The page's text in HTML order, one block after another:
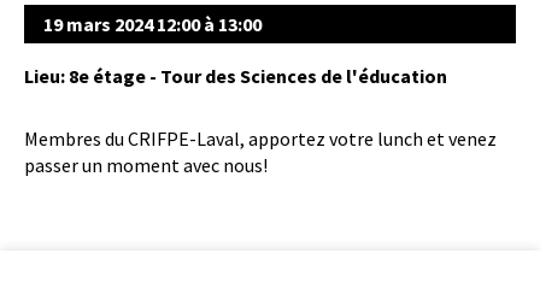
19 mars 2024 12:00 à 13:00
Lieu: 8e étage - Tour des Sciences de l'éducation
Membres du CRIFPE-Laval, apportez votre lunch et venez
passer un moment avec nous!